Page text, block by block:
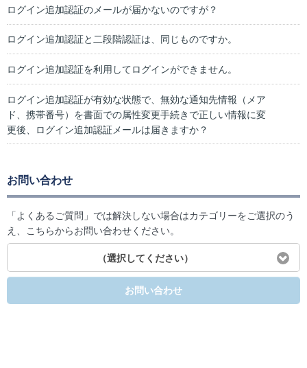
ログイン追加認証のメールが届かないのですが？
ログイン追加認証と二段階認証は、同じものですか。
ログイン追加認証を利用してログインができません。
ログイン追加認証が有効な状態で、無効な通知先情報（メア
ド、携帯番号）を書面での属性変更手続きで正しい情報に変
更後、ログイン追加認証メールは届きますか？
お問い合わせ
「よくあるご質問」では解決しない場合はカテゴリーをご選択のう
え、こちらからお問い合わせください。
（選択してください）
お問い合わせ